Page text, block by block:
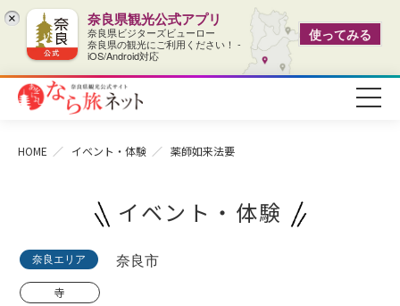
× 奈良県観光公式アプリ
奈良県ビジターズビューロー
奈良県の観光にご利用ください！ -
iOS/Android対応
使ってみる
HOME イベント・体験 薬師如来法要
イベント・体験
奈良エリア 奈良市
寺